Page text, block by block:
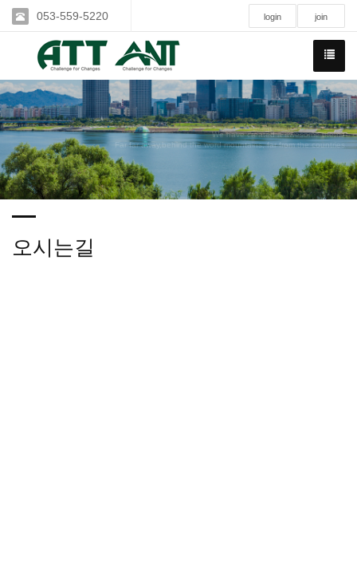
053-559-5220 login join
We have created a awesome theme
Far far away,behind the word mountains, far from the countries
오시는길